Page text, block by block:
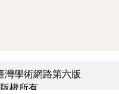
灣學術網路第六版
權所有